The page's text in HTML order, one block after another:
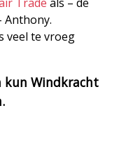
veel te vroeg
kun Windkracht